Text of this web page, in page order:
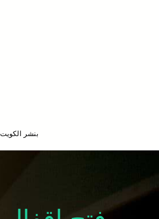
بنشر الكويت